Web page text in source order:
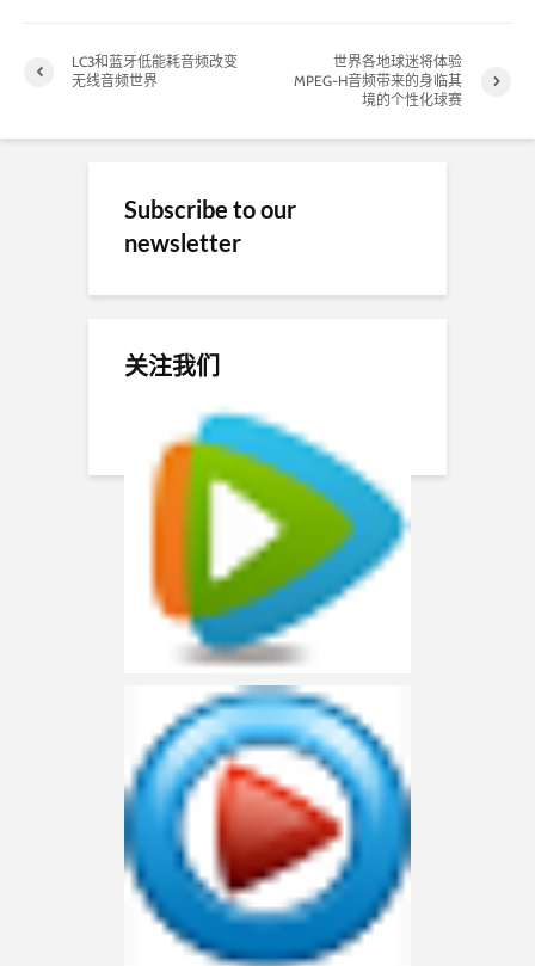
LC3和蓝牙低能耗音频改变
无线音频世界
世界各地球迷将体验
MPEG-H音频带来的身临其
境的个性化球赛
Subscribe to our
newsletter
关注我们